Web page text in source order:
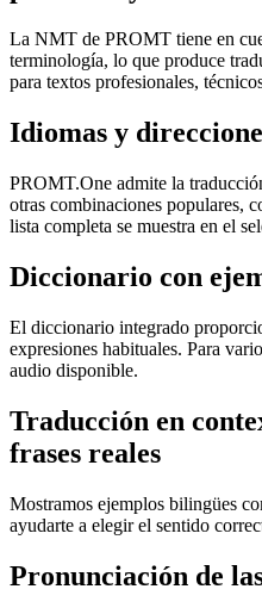
La NMT de PROMT tiene en
terminología, lo que produce
para textos profesionales,
Idiomas y
PROMT.One admite la
otras combinaciones populares,
lista completa se muestra en el
Diccionario con
El diccionario integrado
expresiones habituales. Para
audio disponible.
Traducción en
frases reales
Mostramos ejemplos bilingües
ayudarte a elegir el sentido
Pronunciación de